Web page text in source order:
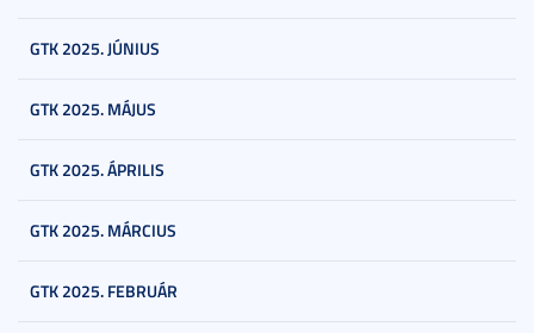
GTK 2025. JÚNIUS
GTK 2025. MÁJUS
GTK 2025. ÁPRILIS
GTK 2025. MÁRCIUS
GTK 2025. FEBRUÁR